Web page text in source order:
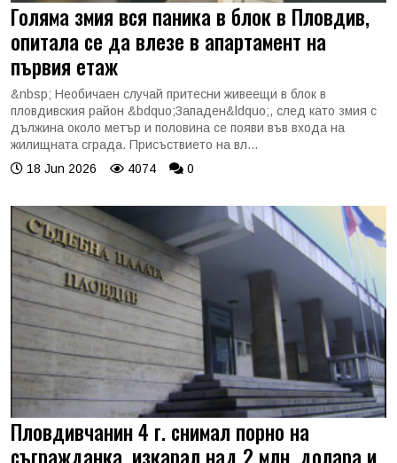
Голяма змия вся паника в блок в Пловдив,
опитала се да влезе в апартамент на
първия етаж
&nbsp; Необичаен случай притесни живеещи в блок в
пловдивския район &bdquo;Западен&ldquo;, след като змия с
дължина около метър и половина се появи във входа на
жилищната сграда. Присъствието на вл...
18 Jun 2026
4074 0
Пловдивчанин 4 г. снимал порно на
съгражданка, изкарал над 2 млн. долара и